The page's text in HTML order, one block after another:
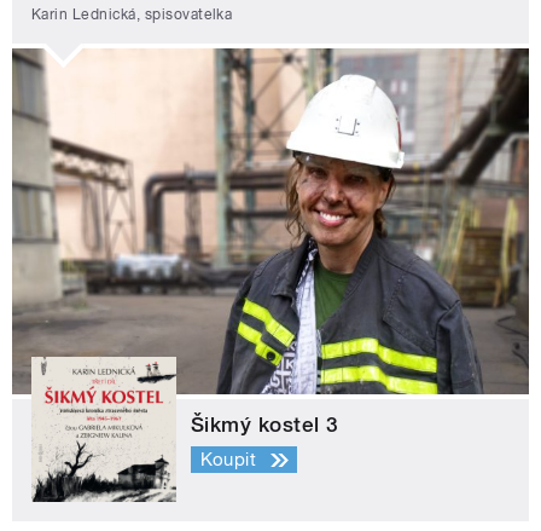
Karin Lednická, spisovatelka
Šikmý kostel 3
Koupit